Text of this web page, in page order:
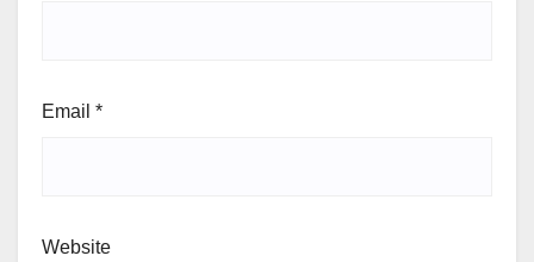
Email *
Website